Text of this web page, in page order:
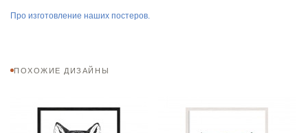
Про изготовление наших постеров.
ПОХОЖИЕ ДИЗАЙНЫ